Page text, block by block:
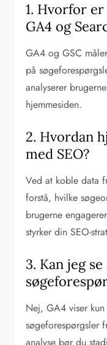
1. Hvorfor
GA4 og
GA4 og GSC
på
analyserer
hjemmesiden.
2. Hvordan
med SEO?
Ved at koble data
forstå, hvilke
brugerne
styrker din SEO-
3. Kan jeg
Nej, GA4 viser
søgeforespørgsler